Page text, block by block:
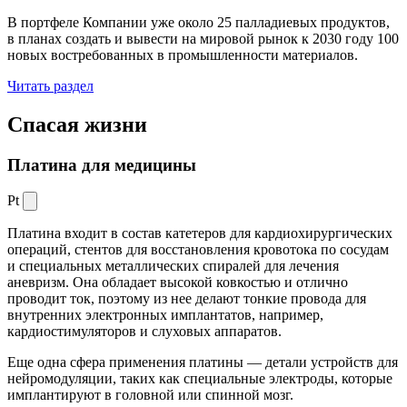
В портфеле Компании уже около 25 палладиевых продуктов,
в планах создать и вывести на мировой рынок к 2030 году 100
новых востребованных в промышленности материалов.
Читать раздел
Спасая жизни
Платина для медицины
Pt
Платина входит в состав катетеров для кардиохирургических
операций, стентов для восстановления кровотока по сосудам
и специальных металлических спиралей для лечения
аневризм. Она обладает высокой ковкостью и отлично
проводит ток, поэтому из нее делают тонкие провода для
внутренних электронных имплантатов, например,
кардиостимуляторов и слуховых аппаратов.
Еще одна сфера применения платины — детали устройств для
нейромодуляции, таких как специальные электроды, которые
имплантируют в головной или спинной мозг.